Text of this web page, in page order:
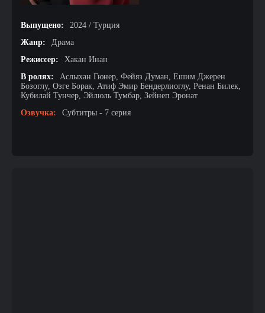
Выпущено:
2024 / Турция
Жанр:
Драма
Режиссер:
Хакан Инан
В ролях:
Аслыхан Гюнер, Фейяз Думан, Ешим Джерен
Бозоглу, Озге Борак, Атиф Эмир Бендерлиоглу, Ренан Билек,
Кубилай Тунчер, Эйлюль Тумбар, Зейнеп Эронат
Озвучка:
Субтитры - 7 серия